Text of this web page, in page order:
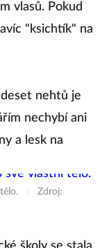
vlasů. Pokud
"ksichtík" na
nehtů je
nechybí ani
a lesk na
Zdroj: